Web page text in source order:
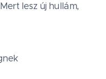
lesz új hullám,
❤️